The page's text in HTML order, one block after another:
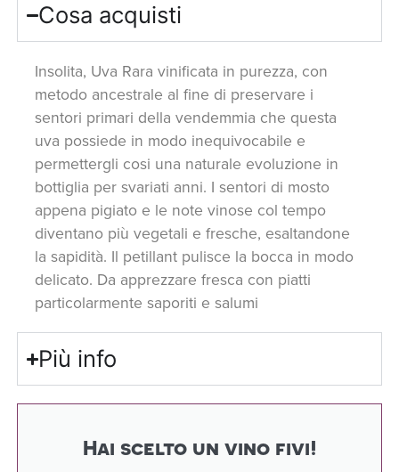
Cosa acquisti
Insolita, Uva Rara vinificata in purezza, con
metodo ancestrale al fine di preservare i
sentori primari della vendemmia che questa
uva possiede in modo inequivocabile e
permettergli cosi una naturale evoluzione in
bottiglia per svariati anni. I sentori di mosto
appena pigiato e le note vinose col tempo
diventano più vegetali e fresche, esaltandone
la sapidità. Il petillant pulisce la bocca in modo
delicato. Da apprezzare fresca con piatti
particolarmente saporiti e salumi
Più info
Hai scelto un vino fivi!